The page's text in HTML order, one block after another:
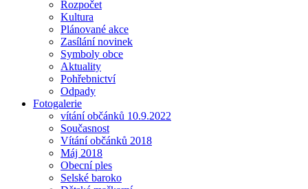
Rozpočet
Kultura
Plánované akce
Zasílání novinek
Symboly obce
Aktuality
Pohřebnictví
Odpady
Fotogalerie
vítání občánků 10.9.2022
Současnost
Vítání občánků 2018
Máj 2018
Obecní ples
Selské baroko